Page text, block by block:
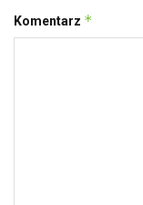
Komentarz *